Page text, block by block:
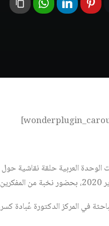
الوحدة العربية حلقة نقاشية حول
في المركز الدكتورة عُبادة كسر،